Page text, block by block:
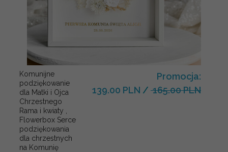
Komunijne
podziękowanie
dla Matki i Ojca
Chrzestnego
Rama i kwiaty ,
Flowerbox Serce
podziękowania
dla chrzestnych
na Komunię
Promocja:
139.00 PLN / 165.00 PLN